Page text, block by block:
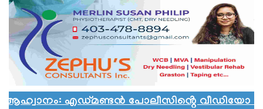
എഡ്മണ്ടൻ പോലീസിൻ്റെ വീഡിയോ